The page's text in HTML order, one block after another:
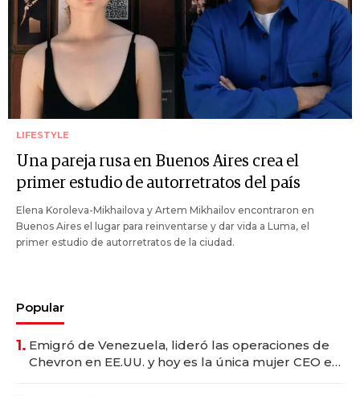
LIFESTYLE
Una pareja rusa en Buenos Aires crea el
primer estudio de autorretratos del país
Elena Koroleva-Mikhailova y Artem Mikhailov encontraron en
Buenos Aires el lugar para reinventarse y dar vida a Luma, el
primer estudio de autorretratos de la ciudad.
Popular
1. Emigró de Venezuela, lideró las operaciones de
Chevron en EE.UU. y hoy es la única mujer CEO en